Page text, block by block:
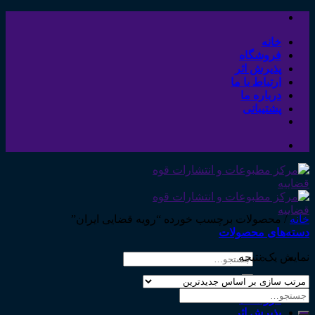
Skip
contentخانه
فروشگاه
پذیرش اثر
ارتباط با ما
درباره ما
پشتیبانی
جستجو
خانه
فروشگاه
پذیرش اثر
خانه /محصولات برچسب خورده “رویه قضایی ایران”
دسته‌های محصولات
نمایش یک نتیجه
جستجو